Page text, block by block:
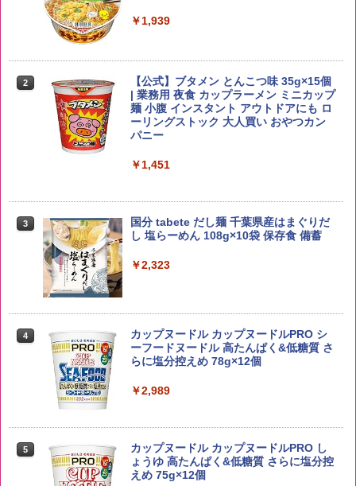
2
野沢農産 無洗米 青い流るる コシヒカリ
5kg 長野県産 令和7年産
￥3,980
3
【在庫処分価格】ももたろう印 無洗米 5
kg 業務用 お米マイスターブレンド
￥2,680
4
by Amazon あきたこまちブレンド 無洗
米 5kg
￥3,396
5
by Amazon 新潟県産 新潟のお米 無洗米
5kg
￥3,274
お得 4リットル
角瓶 2700ml サントリー ウイスキー ハ
イボール 大容量
3
角ハイボール 350ml×24本 サントリー ウ
イスキー ハイボール 缶
￥4,939
4
トリスウイスキー 4000ml サントリー 大
容量 4リットル
5
サントリー シングルモルト ウイスキー
白州 Story of the Distillery 2026 化粧箱
入 700ml
￥1,939
2
【公式】ブタメン とんこつ味 35g×15個
| 業務用 夜食 カップラーメン ミニカップ
麺 小腹 インスタント アウトドアにも ロ
ーリングストック 大人買い おやつカン
パニー
￥1,451
3
国分 tabete だし麺 千葉県産はまぐりだ
し 塩らーめん 108g×10袋 保存食 備蓄
￥2,323
4
カップヌードル カップヌードルPRO シ
ーフードヌードル 高たんぱく&低糖質 さ
らに塩分控えめ 78g×12個
￥2,989
5
カップヌードル カップヌードルPRO し
ょうゆ 高たんぱく&低糖質 さらに塩分控
えめ 75g×12個